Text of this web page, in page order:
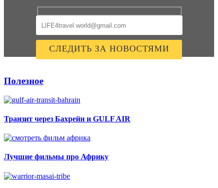
Полезное
Транзит через Бахрейн и GULF AIR
Лучшие фильмы про Африку